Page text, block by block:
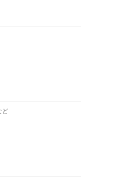
ど